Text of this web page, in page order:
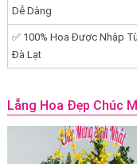
Dễ Dàng
✅ 100% Hoa Được Nhập
Đà Lạt
Lẵng Hoa Đẹp Chúc